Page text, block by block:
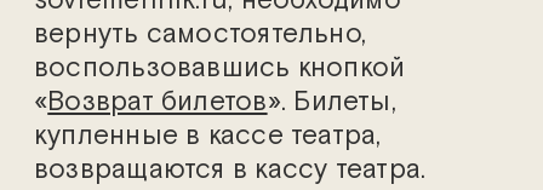
вернуть самостоятельно,
воспользовавшись кнопкой
«Возврат билетов». Билеты,
купленные в кассе театра,
возвращаются в кассу театра.